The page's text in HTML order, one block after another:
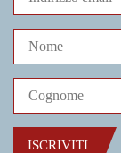
ISCRIVITI